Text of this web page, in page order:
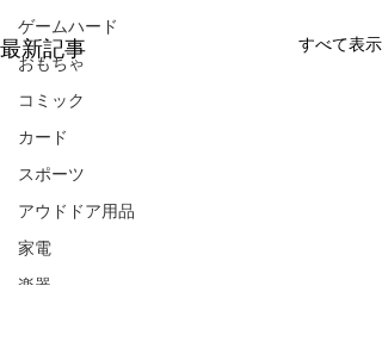
ゲームハード
おもちゃ
コミック
カード
スポーツ
アウドドア用品
家電
楽器
最新記事 すべて表示